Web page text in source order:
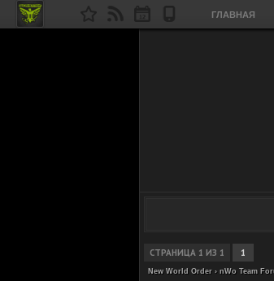
ГЛАВНАЯ
СТРАНИЦА 1 ИЗ 1 1
New World Order › nWo Team